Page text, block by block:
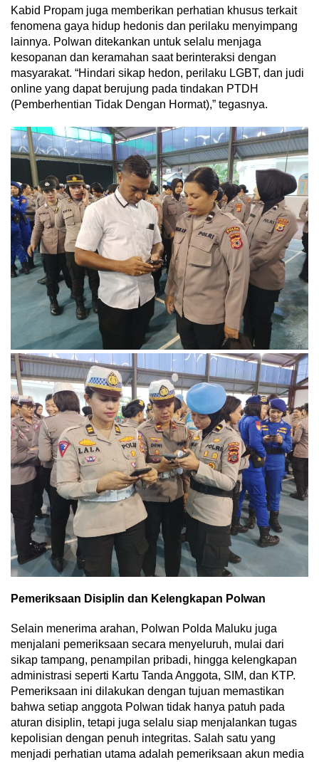
Kabid Propam juga memberikan perhatian khusus terkait
fenomena gaya hidup hedonis dan perilaku menyimpang
lainnya. Polwan ditekankan untuk selalu menjaga
kesopanan dan keramahan saat berinteraksi dengan
masyarakat. “Hindari sikap hedon, perilaku LGBT, dan judi
online yang dapat berujung pada tindakan PTDH
(Pemberhentian Tidak Dengan Hormat),” tegasnya.
Pemeriksaan Disiplin dan Kelengkapan Polwan
Selain menerima arahan, Polwan Polda Maluku juga
menjalani pemeriksaan secara menyeluruh, mulai dari
sikap tampang, penampilan pribadi, hingga kelengkapan
administrasi seperti Kartu Tanda Anggota, SIM, dan KTP.
Pemeriksaan ini dilakukan dengan tujuan memastikan
bahwa setiap anggota Polwan tidak hanya patuh pada
aturan disiplin, tetapi juga selalu siap menjalankan tugas
kepolisian dengan penuh integritas. Salah satu yang
menjadi perhatian utama adalah pemeriksaan akun media